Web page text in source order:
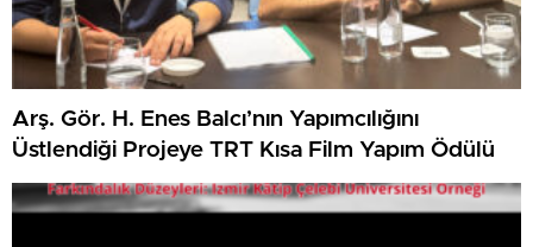
Arş. Gör. H. Enes Balcı’nın Yapımcılığını
Üstlendiği Projeye TRT Kısa Film Yapım Ödülü